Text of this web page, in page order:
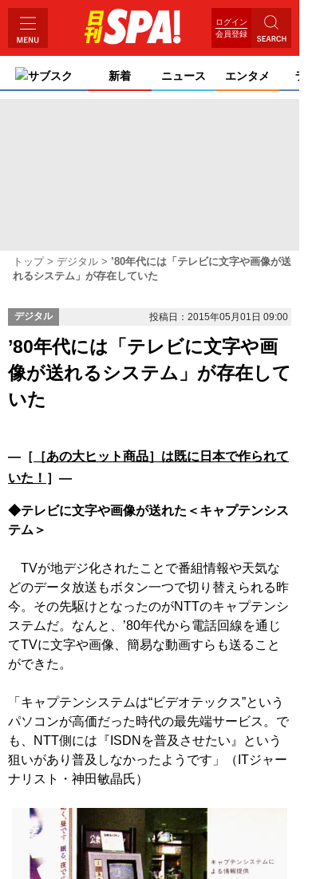
ログイン
会員登録
サブスク 新着 ニュース エンタメ ライ
トップ デジタル
’80年代には「テレビに文字や画像が送
れるシステム」が存在していた
デジタル 投稿日：2015年05月01日 09:00
’80年代には「テレビに文字や画
像が送れるシステム」が存在して
いた
―［ ［あの大ヒット商品］は既に日本で作られて
いた！ ］―
◆テレビに文字や画像が送れた＜キャプテンシス
テム＞
TVが地デジ化されたことで番組情報や天気な
どのデータ放送もボタン一つで切り替えられる昨
今。その先駆けとなったのがNTTのキャプテンシ
ステムだ。なんと、’80年代から電話回線を通じ
てTVに文字や画像、簡易な動画すらも送ること
ができた。
「キャプテンシステムは“ビデオテックス”という
パソコンが高価だった時代の最先端サービス。で
も、NTT側には『ISDNを普及させたい』という
狙いがあり普及しなかったようです」（ITジャー
ナリスト・神田敏晶氏）